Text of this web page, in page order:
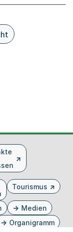
Tourismus
Medien
Organigramm